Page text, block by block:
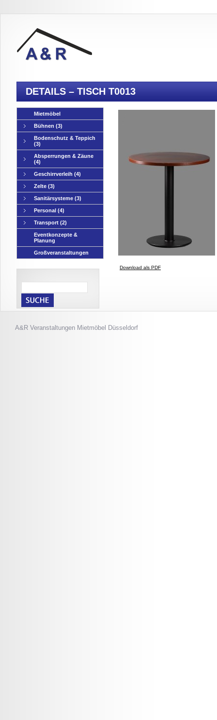
DETAILS – TISCH T0013
Mietmöbel
Bühnen (3)
Bodenschutz & Teppich
(3)
Absperrungen & Zäune
(4)
Geschirrverleih (4)
Zelte (3)
Sanitärsysteme (3)
Personal (4)
Transport (2)
Eventkonzepte &
Planung
Großveranstaltungen
Download als PDF
A&R Veranstaltungen Mietmöbel Düsseldorf